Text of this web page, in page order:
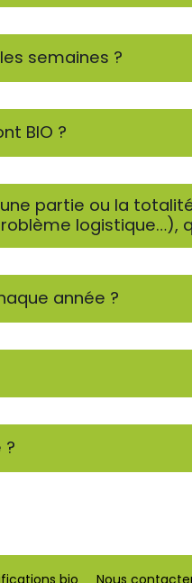
semaines ?
BIO ?
partie ou la
logistique…),
année ?
?
bio Nous